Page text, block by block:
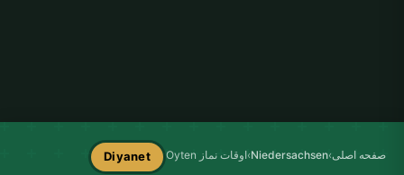
صفحه اصلی›
Niedersachsen
›اوقات نماز Oyten Diyanet